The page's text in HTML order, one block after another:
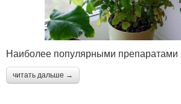
Наиболее популярными препаратами
читать дальше →